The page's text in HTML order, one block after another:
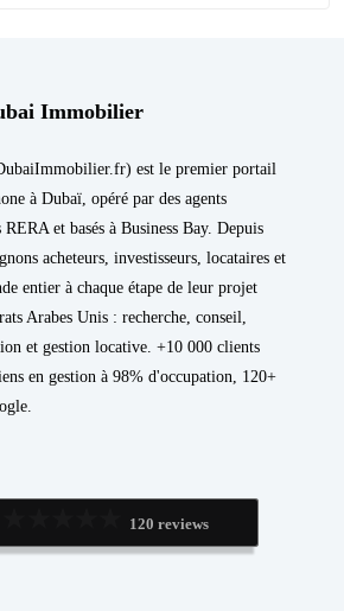
Immobilier
est le premier portail
à Dubaï, opéré par des agents
et basés à Business Bay. Depuis
acheteurs, investisseurs, locataires et
entier à chaque étape de leur projet
Arabes Unis : recherche, conseil,
et gestion locative. +10 000 clients
en gestion à 98% d'occupation, 120+
120 reviews